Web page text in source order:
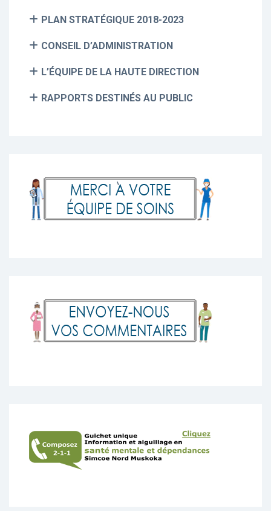
PLAN STRATÉGIQUE 2018-2023
CONSEIL D’ADMINISTRATION
L’ÉQUIPE DE LA HAUTE DIRECTION
RAPPORTS DESTINÉS AU PUBLIC